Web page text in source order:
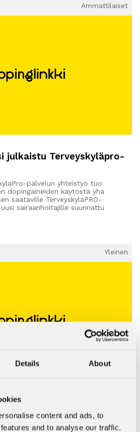
Details About
content and ads, to
and to analyse our traffic.
Ammattilaiset
julkaistu Terveyskyläpro-
palvelun yhteistyö tuo
dopingaineiden käytöstä yhä
saataville TerveyskyläPRO-
sairaanhoitajille suunnattu
Yleinen
LIIKUNNAN PUOLESTA -
Puhtaan liikunnan puolesta